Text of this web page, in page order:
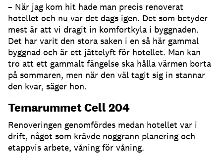
– När jag kom hit hade man precis renoverat
hotellet och nu var det dags igen. Det som betyder
mest är att vi dragit in komfortkyla i byggnaden.
Det har varit den stora saken i en så här gammal
byggnad och är ett jättelyft för hotellet. Man kan
tro att ett gammalt fängelse ska hålla värmen borta
på sommaren, men när den väl tagit sig in stannar
den kvar, säger hon.
Temarummet Cell 204
Renoveringen genomfördes medan hotellet var i
drift, något som krävde noggrann planering och
etappvis arbete, våning för våning.